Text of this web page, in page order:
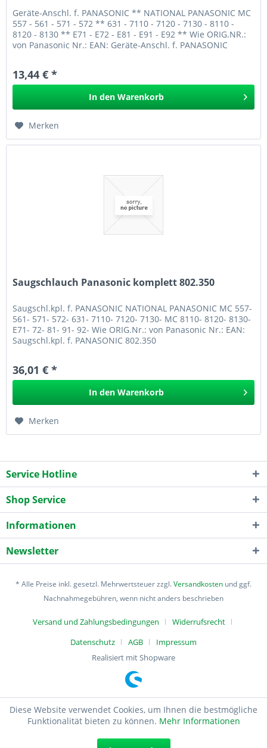
Geräte-Anschl. f. PANASONIC ** NATIONAL PANASONIC MC
557 - 561 - 571 - 572 ** 631 - 7110 - 7120 - 7130 - 8110 -
8120 - 8130 ** E71 - E72 - E81 - E91 - E92 ** Wie ORIG.NR.:
von Panasonic Nr.: EAN: Geräte-Anschl. f. PANASONIC
13,44 € *
In den Warenkorb
Merken
Saugschlauch Panasonic komplett 802.350
Saugschl.kpl. f. PANASONIC NATIONAL PANASONIC MC 557-
561- 571- 572- 631- 7110- 7120- 7130- MC 8110- 8120- 8130-
E71- 72- 81- 91- 92- Wie ORIG.Nr.: von Panasonic Nr.: EAN:
Saugschl.kpl. f. PANASONIC 802.350
36,01 € *
In den Warenkorb
Merken
Service Hotline
Shop Service
Informationen
Newsletter
* Alle Preise inkl. gesetzl. Mehrwertsteuer zzgl.Versandkosten und ggf.
Nachnahmegebühren, wenn nicht anders beschrieben
Versand und Zahlungsbedingungen
Widerrufsrecht
Datenschutz
AGB
Impressum
Realisiert mit Shopware
Diese Website verwendet Cookies, um Ihnen die bestmögliche
Funktionalität bieten zu können. Mehr Informationen